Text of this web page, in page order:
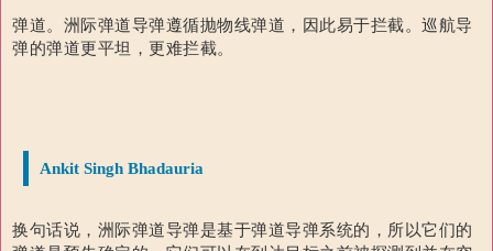
弹道。 洲际弹道导弹遵循抛物线弹道，因此易于拦截。巡航导
弹的弹道更平坦，更难拦截。
Ankit Singh Bhadauria
换句话说，洲际弹道导弹是基于弹道导弹系统的，所以它们的